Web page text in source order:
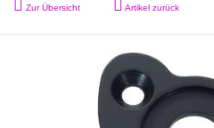
Zur Übersicht Artikel zurück